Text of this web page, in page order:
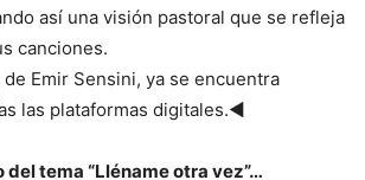
así una visión pastoral que se refleja
canciones.
de Emir Sensini, ya se encuentra
las plataformas digitales.◄
tema “Lléname otra vez”…